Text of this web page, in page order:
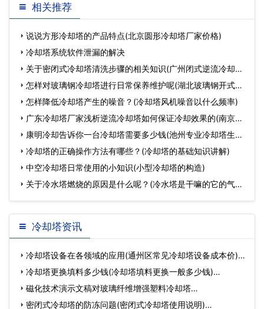
安装位置不再是难题!… 决方法(汽车冷却管反
相关推荐
说说方形冷却塔的产品特点(北京圆形冷却塔厂家价格)
冷却塔系统软件泄漏的解决
关于密闭式冷却塔清洗步骤的相关知识(广州闭式逆流冷却塔
清 怎样对玻璃钢冷却塔进行日常保养维护呢(湖北玻璃钢开式冷
却 怎样降低冷却塔产生的噪音？(冷却塔风机噪音以什么频率)
广东冷却塔厂家浅析逆流冷却塔如何保证冷却效果的(南京逆
流 康明冷却告诉你一台冷却塔需要多少钱(池州专业冷却塔生产
厂 冷却塔的正确操作方法有哪些？(冷却塔的基础知识讲解)
中空冷却塔日常使用的小知识(小型冷却塔的构造)
关于冷水塔燃烧的原因是什么呢？(冷水塔是干嘛的它的气有
毒吗
冷却塔资讯
冷却塔设备在各领域的应用(通州区常见冷却塔设备成本价)…
冷却塔更换填料多少钱(冷却塔填料更换一般多少钱)…
磁化技术演示文稿对玻璃纤维增强塑料冷却塔…
密闭式冷却塔的防冻问题(密闭式冷却塔使用说明)…